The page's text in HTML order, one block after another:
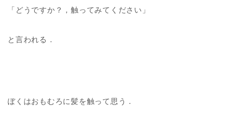
「どうですか？，触ってみてください」
と言われる．
ぼくはおもむろに髪を触って思う．